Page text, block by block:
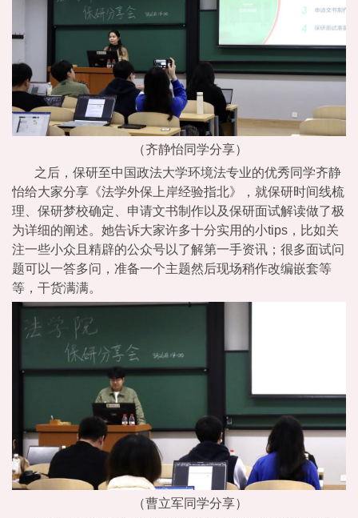
（齐静怡同学分享）
之后，保研至中国政法大学环境法专业的优秀同学齐静
怡给大家分享《法学外保上岸经验指北》，就保研时间线梳
理、保研梦校确定、申请文书制作以及保研面试解读做了极
为详细的阐述。她告诉大家许多十分实用的小tips，比如关
注一些小众且精辟的公众号以了解第一手资讯；很多面试问
题可以一答多问，准备一个主题然后现场稍作改编嵌套等
等，干货满满。
（曹立军同学分享）